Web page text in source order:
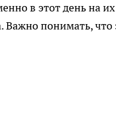
в этот день на
понимать,